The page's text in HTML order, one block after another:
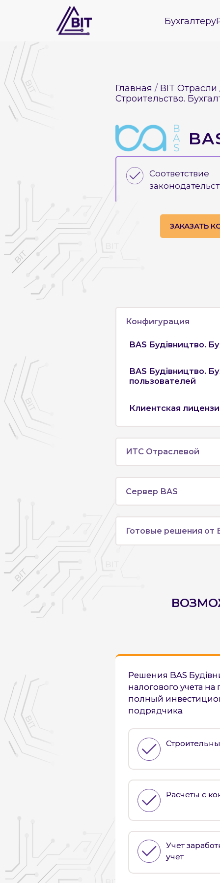
Бухгалтеру
Главная BIT Отрасли
Строительство.
Соответствие
ЗАКАЗАТЬ
Конфигурация
BAS Будівництво.
BAS Будівництво.
пользователей
Клиентская
ИТС Отраслевой
Сервер BAS
Готовые решения от
Решения BAS
налогового учета
полный
подрядчика.
Расчеты с
Учет
учет